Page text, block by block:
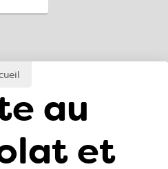
au
et